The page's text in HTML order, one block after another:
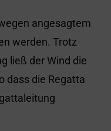
angesagtem
werden. Trotz
ließ der Wind die
dass die Regatta